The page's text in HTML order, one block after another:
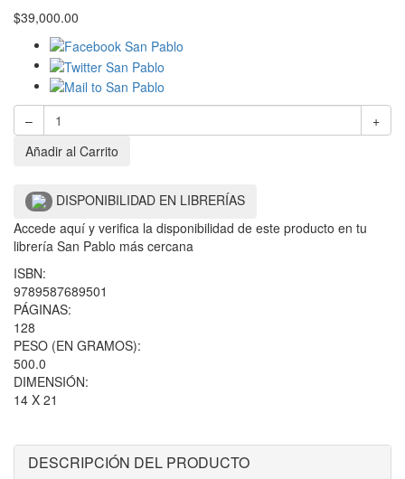
$39,000.00
–
+
Añadir al Carrito
DISPONIBILIDAD EN LIBRERÍAS
Accede aquí y verifica la disponibilidad de este producto en tu
librería San Pablo más cercana
ISBN:
9789587689501
PÁGINAS:
128
PESO (EN GRAMOS):
500.0
DIMENSIÓN:
14 X 21
DESCRIPCIÓN DEL PRODUCTO